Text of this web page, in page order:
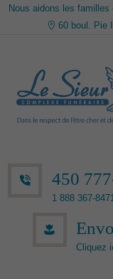
Nous aidons les
60 boul. Pie
450
1 888 367-
Cliquez